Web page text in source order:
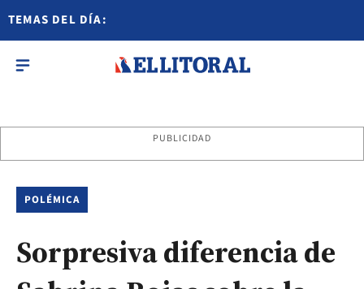
TEMAS DEL DÍA:
PUBLICIDAD
POLÉMICA
Sorpresiva diferencia de